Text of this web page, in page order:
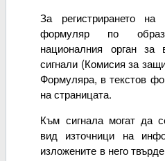
За регистрирането
формуляр по
националния орган
сигнали (Комисия за
Формуляра, в текстов
на страницата.
Към сигнала могат да
вид източници на
изложените в него